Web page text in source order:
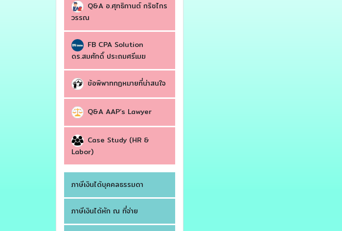
Q&A อ.ศุทธิกานต์ กริชไกร
วรรณ
FB CPA Solution
ดร.สมศักดิ์ ประถมศรีเมฆ
ข้อพิพาทกฏหมายที่น่าสนใจ
Q&A AAP’s Lawyer
Case Study (HR &
Labor)
ภาษีเงินได้บุคคลธรรมดา
ภาษีเงินได้หัก ณ ที่จ่าย